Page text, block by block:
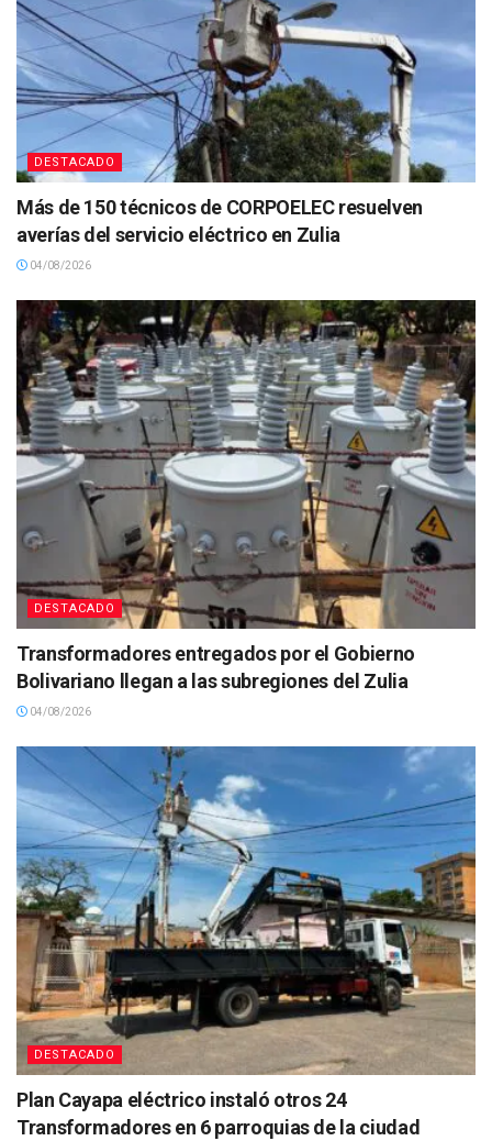
DESTACADO
Más de 150 técnicos de CORPOELEC resuelven
averías del servicio eléctrico en Zulia
04/08/2026
DESTACADO
Transformadores entregados por el Gobierno
Bolivariano llegan a las subregiones del Zulia
04/08/2026
DESTACADO
Plan Cayapa eléctrico instaló otros 24
Transformadores en 6 parroquias de la ciudad